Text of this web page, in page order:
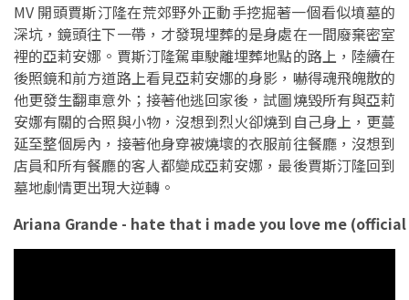
MV 開頭賈斯汀隆在荒郊野外正動手挖掘著一個看似墳墓的
深坑，鏡頭往下一帶，才發現埋葬的是身處在一間廢棄密室
裡的亞莉安娜。賈斯汀隆駕車駛離埋葬地點的路上，陸續在
後照鏡和前方道路上看見亞莉安娜的身影，嚇得魂飛魄散的
他更發生翻車意外；接著他逃回家後，試圖燒毀所有與亞莉
安娜有關的合照與小物，沒想到烈火卻燒到自己身上，更蔓
延至整個房內，接著他身穿被燒壞的衣服前往餐廳，沒想到
店員和所有餐廳的客人都變成亞莉安娜，最後賈斯汀隆回到
墓地劇情更出現大逆轉。
Ariana Grande - hate that i made you love me